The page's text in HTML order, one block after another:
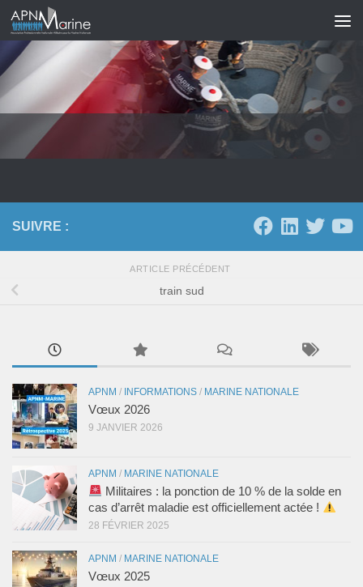
Skip to content
SUIVRE :
ARTICLE PRÉCÉDENT
train sud
APNM / INFORMATIONS / MARINE NATIONALE
Vœux 2026
9 JANVIER 2026
APNM / MARINE NATIONALE
Militaires : la ponction de 10 % de la solde en
cas d’arrêt maladie est officiellement actée !
28 FÉVRIER 2025
APNM / MARINE NATIONALE
Vœux 2025